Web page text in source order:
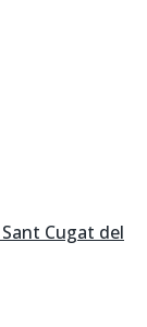
Cugat del